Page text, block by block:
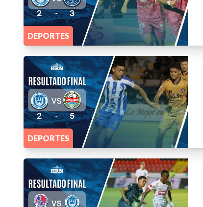
DEPORTES
DEPORTES